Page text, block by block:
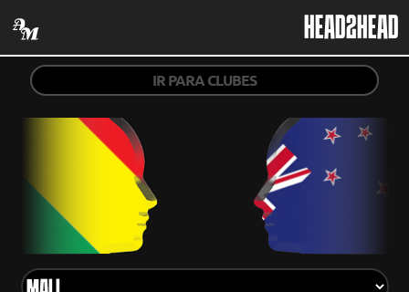
HEAD2HEAD
IR PARA CLUBES